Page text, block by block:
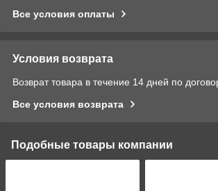
Все условия оплаты
Условия возврата
Возврат товара в течение 14 дней по
Все условия возврата
Подобные товары компании